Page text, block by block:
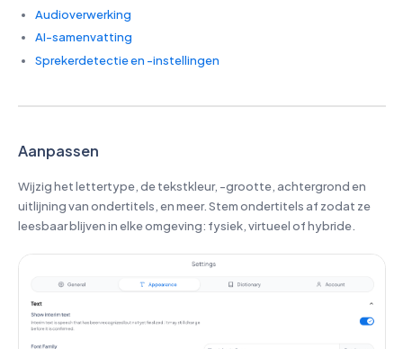
Audioverwerking
AI-samenvatting
Sprekerdetectie en -instellingen
Aanpassen
Wijzig het lettertype, de tekstkleur, -grootte, achtergrond en
uitlijning van ondertitels, en meer. Stem ondertitels af zodat ze
leesbaar blijven in elke omgeving: fysiek, virtueel of hybride.